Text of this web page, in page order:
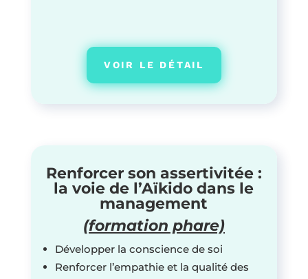
VOIR LE DÉTAIL
Renforcer son assertivitée :
la voie de l’Aïkido dans le
management
(formation phare)
Développer la conscience de soi
Renforcer l’empathie et la qualité des